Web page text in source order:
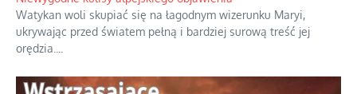
Watykan woli skupiać się na łagodnym wizerunku Maryi,
ukrywając przed światem pełną i bardziej surową treść jej
orędzia.